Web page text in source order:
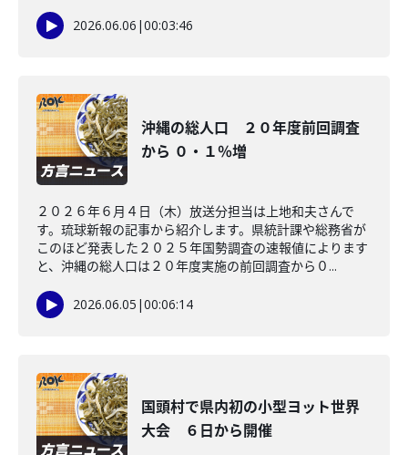
2026.06.06 |00:03:46
沖縄の総人口 ２０年度前回調査
から ０・１％増
２０２６年６月４日（木）放送分担当は上地和夫さんで
す。琉球新報の記事から紹介します。県統計課や総務省が
このほど発表した２０２５年国勢調査の速報値によります
と、沖縄の総人口は２０年度実施の前回調査から０...
2026.06.05 |00:06:14
国頭村で県内初の小型ヨット世界
大会 ６日から開催